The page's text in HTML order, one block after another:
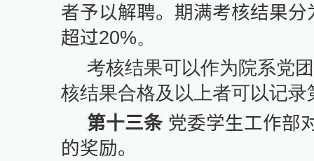
者予以解聘。期满考核结果
超过20%。
考核结果可以作为院系党
核结果合格及以上者可以记
第十三条 党委学生工作部
的奖励。